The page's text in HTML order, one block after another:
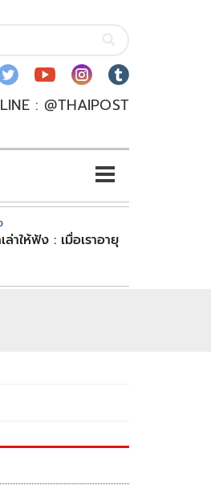
LINE : @THAIPOST
ล่าให้ฟัง : เมื่อเราอายุ